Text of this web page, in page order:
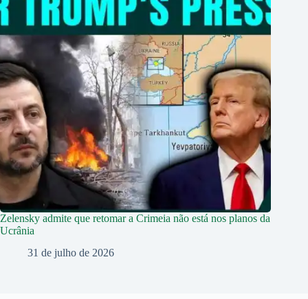
Zelensky admite que retomar a Crimeia não está nos planos da
Ucrânia
31 de julho de 2026